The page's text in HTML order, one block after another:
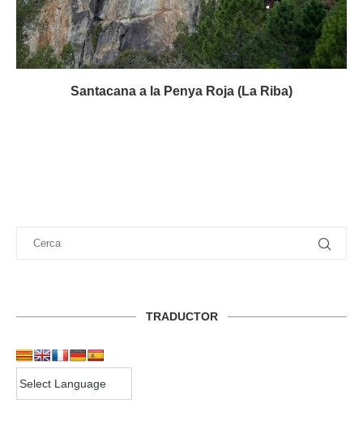
Santacana a la Penya Roja (La Riba)
TRADUCTOR